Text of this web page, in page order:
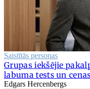
Saistītās personas
Grupas iekšējie
labuma tests un
Edgars Hercenbergs